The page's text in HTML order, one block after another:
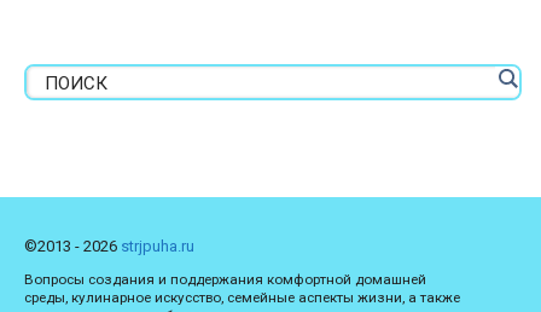
©2013 - 2026 strjpuha.ru
Вопросы создания и поддержания комфортной домашней
среды, кулинарное искусство, семейные аспекты жизни, а также